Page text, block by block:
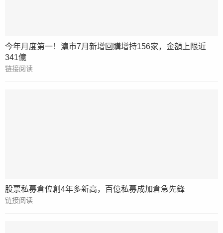
今年月度第一！滬市7月新增回購增持156家，金額上限近
341億
链接阅读
股票私募倉位創4年多新高，百億私募成加倉急先鋒
链接阅读